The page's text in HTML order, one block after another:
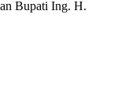
Bupati Ing. H.